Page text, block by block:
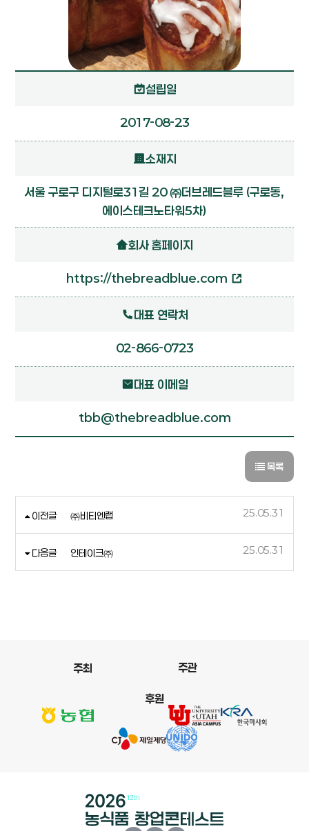
설립일
2017-08-23
소재지
서울 구로구 디지털로31길 20 ㈜더브레드블루 (구로동,
에이스테크노타워5차)
회사 홈페이지
https://thebreadblue.com
대표 연락처
02-866-0723
대표 이메일
tbb@thebreadblue.com
목록
이전글 ㈜비티엔랩 25.05.31
다음글 인테이크㈜ 25.05.31
주최 주관
후원